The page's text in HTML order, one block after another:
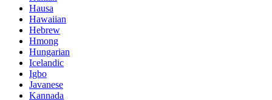
Hausa
Hawaiian
Hebrew
Hmong
Hungarian
Icelandic
Igbo
Javanese
Kannada